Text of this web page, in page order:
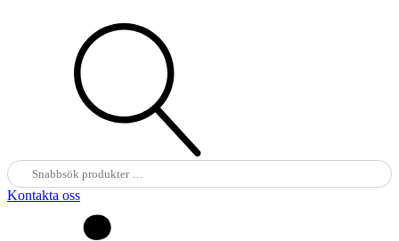
Sök
efter:
Kontakta oss